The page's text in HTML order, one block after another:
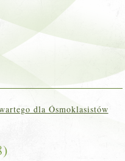
dla Ósmoklasistów